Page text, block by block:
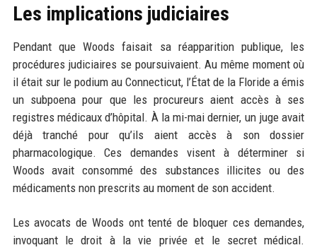
Les implications judiciaires
Pendant que Woods faisait sa réapparition publique, les
procédures judiciaires se poursuivaient. Au même moment où
il était sur le podium au Connecticut, l’État de la Floride a émis
un subpoena pour que les procureurs aient accès à ses
registres médicaux d’hôpital. À la mi-mai dernier, un juge avait
déjà tranché pour qu’ils aient accès à son dossier
pharmacologique. Ces demandes visent à déterminer si
Woods avait consommé des substances illicites ou des
médicaments non prescrits au moment de son accident.
Les avocats de Woods ont tenté de bloquer ces demandes,
invoquant le droit à la vie privée et le secret médical.